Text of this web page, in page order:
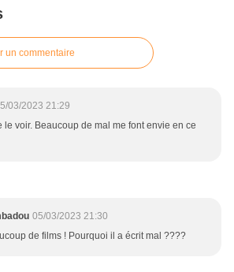
un commentaire
03/2023 21:29
le voir. Beaucoup de mal me font envie en ce
05/03/2023 21:30
de films ! Pourquoi il a écrit mal ????